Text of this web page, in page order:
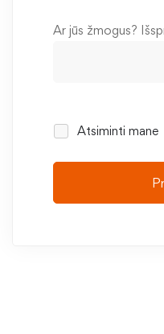
Ar jūs žmogus?
Atsiminti mane